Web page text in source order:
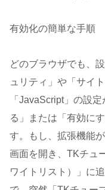
有効化の簡単な手順
どのブラウザでも、
ュリティ」や「サイ
「JavaScript」の設
る」または「有効に
す。もし、拡張機能
画面を開き、TKチュ
ワイトリスト）」に